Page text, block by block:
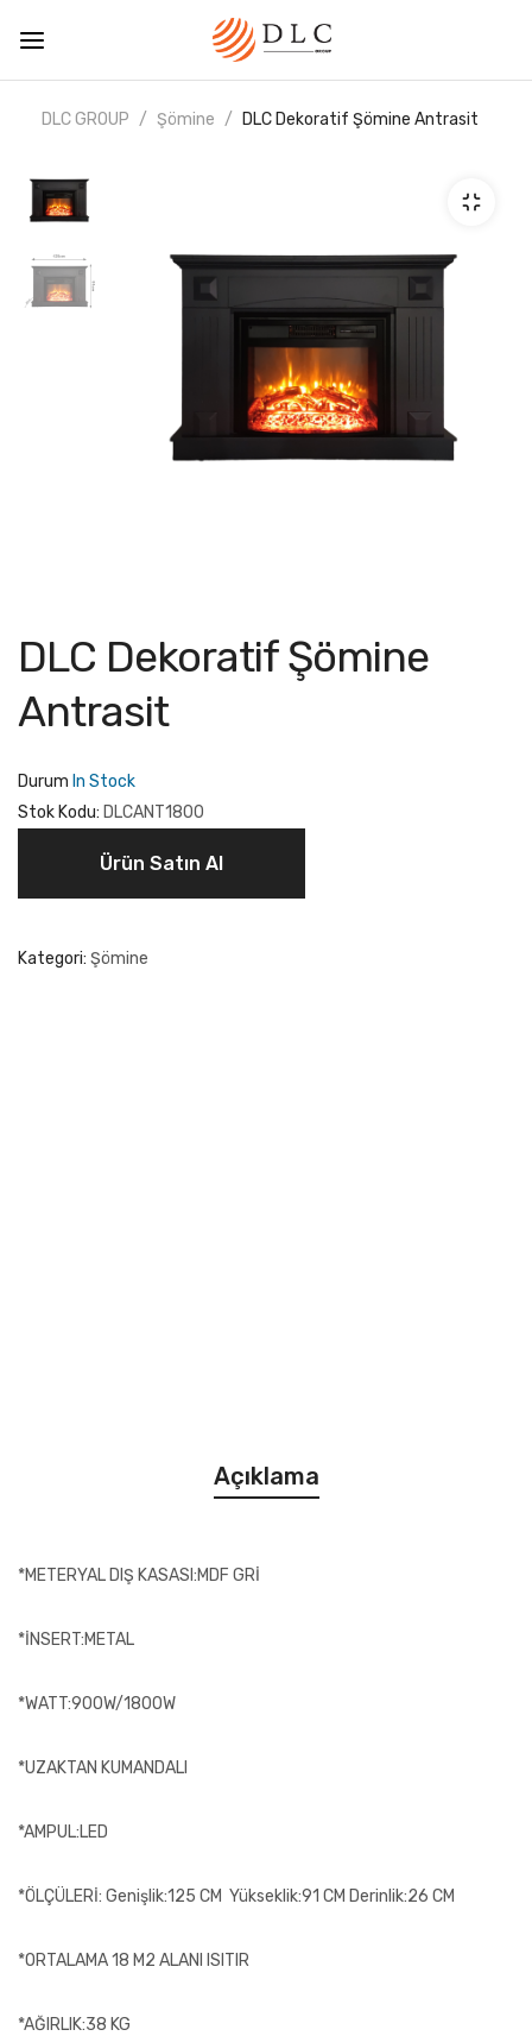
DLC GROUP Şömine DLC Dekoratif Şömine Antrasit
DLC Dekoratif Şömine
Antrasit
Durum In Stock
Stok Kodu: DLCANT1800
Ürün Satın Al
Kategori: Şömine
Açıklama
*METERYAL DIŞ KASASI:MDF GRİ
*İNSERT:METAL
*WATT:900W/1800W
*UZAKTAN KUMANDALI
*AMPUL:LED
*ÖLÇÜLERİ: Genişlik:125 CM Yükseklik:91 CM Derinlik:26 CM
*ORTALAMA 18 M2 ALANI ISITIR
*AĞIRLIK:38 KG